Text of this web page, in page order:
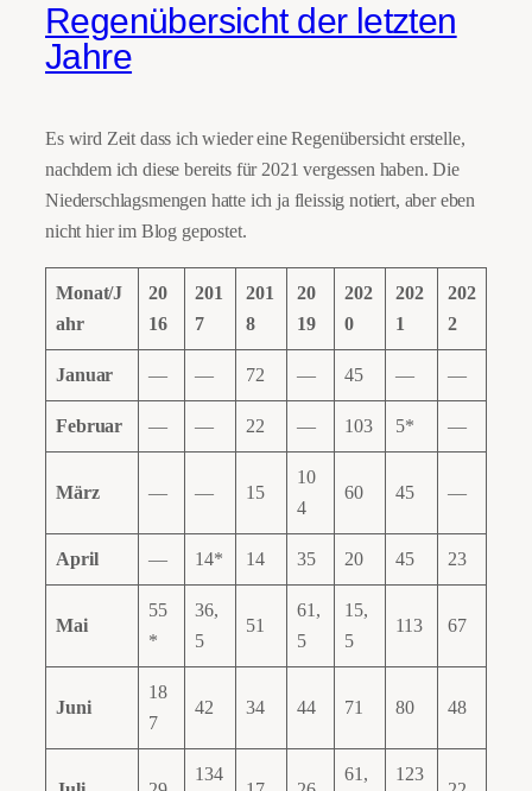
Regenübersicht der letzten
Jahre
Es wird Zeit dass ich wieder eine Regenübersicht erstelle,
nachdem ich diese bereits für 2021 vergessen haben. Die
Niederschlagsmengen hatte ich ja fleissig notiert, aber eben
nicht hier im Blog gepostet.
Monat/J
ahr
20
16
201
7
201
8
20
19
202
0
202
1
202
2
Januar — — 72 — 45 — —
Februar — — 22 — 103 5* —
März — — 15
10
4
60 45 —
April — 14* 14 35 20 45 23
Mai
55
*
36,
5
51
61,
5
15,
5
113 67
Juni
18
7
42 34 44 71 80 48
134 61, 123